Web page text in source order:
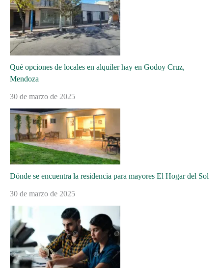
Qué opciones de locales en alquiler hay en Godoy Cruz,
Mendoza
30 de marzo de 2025
Dónde se encuentra la residencia para mayores El Hogar del Sol
30 de marzo de 2025